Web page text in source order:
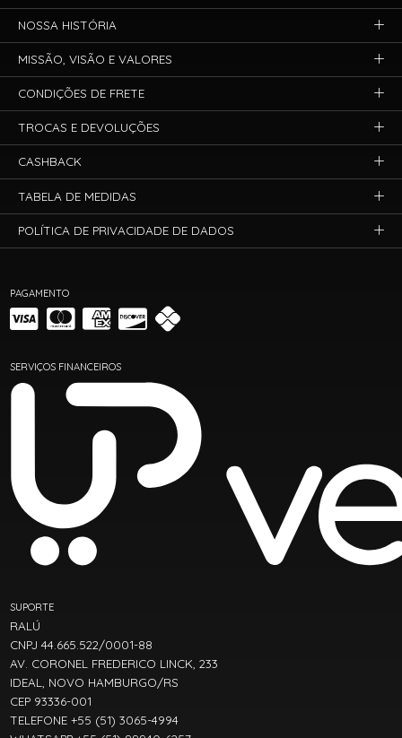
PAGAMENTO
SERVIÇOS FINANCEIROS
SUPORTE
RALÚ
CNPJ 44.665.522/0001-88
AV. CORONEL FREDERICO LINCK, 233
IDEAL, NOVO HAMBURGO/RS
CEP 93336-001
TELEFONE +55 (51) 3065-4994
NOSSA HISTÓRIA
MISSÃO, VISÃO E VALORES
CONDIÇÕES DE FRETE
TROCAS E DEVOLUÇÕES
CASHBACK
TABELA DE MEDIDAS
POLÍTICA DE PRIVACIDADE DE DADOS